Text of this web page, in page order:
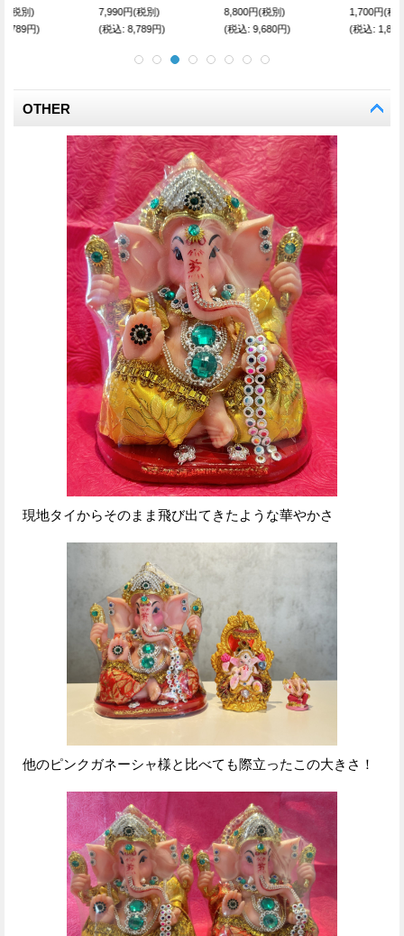
1,700円
(税込
8,800円
(税込
8,800円
(税込
OTHER
現地タイからそのまま飛び出てきたような華やかさ
他のピンクガネーシャ様と比べても際立ったこの大きさ！